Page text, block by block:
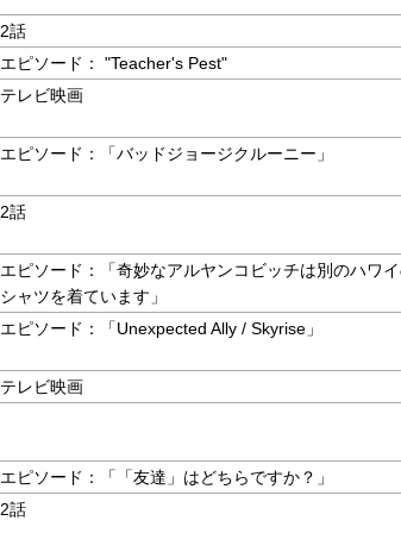
2話
エピソード： "Teacher's Pest"
テレビ映画
エピソード：「バッドジョージクルーニー」
2話
エピソード：「奇妙なアルヤンコビッチは別のハワ
シャツを着ています」
エピソード：「Unexpected Ally / Skyrise」
テレビ映画
エピソード：「「友達」はどちらですか？」
2話